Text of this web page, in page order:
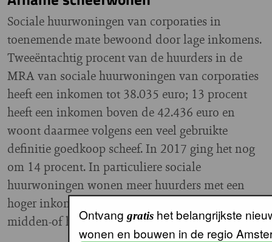
Sociale huurwoningen van corporaties in
toenemende mate bewoond door lage inkomens.
Tweeëntachtig procent van de huurders in de
MRA van sociale huurwoningen van corporaties
heeft een inkomen tot 38.035 euro; 13 procent
heeft een inkomen boven de 42.436 euro en
woont daarmee volgens een veel gebruikte
definitie goedkoop scheef. In 2017 ging het nog
om 14 procent. In particuliere sociale
huurwoningen wonen meer huurders met een
hoger inkomen. Daar heeft 20 procent een
midden-of hoger inkomen.
Ontvang gratishet belangrijkste
wonen en bouwen in de regio